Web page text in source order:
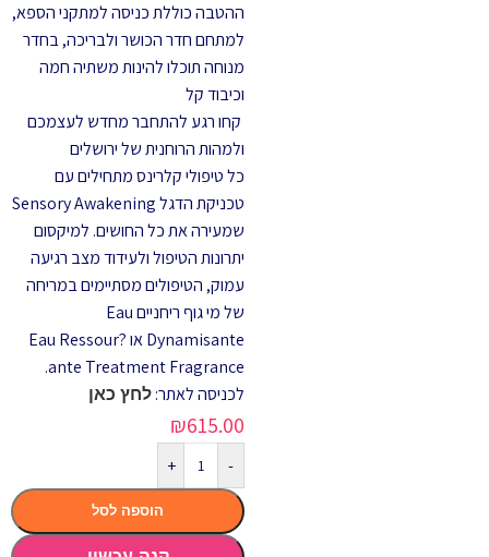
ההטבה כוללת כניסה למתקני הספא,
למתחם חדר הכושר ולבריכה, בחדר
מנוחה תוכלו להינות משתיה חמה
וכיבוד קל
קחו רגע להתחבר מחדש לעצמכם
ולמהות הרוחנית של ירושלים
כל טיפולי קלרינס מתחילים עם
טכניקת הדגל Sensory Awakening
שמעירה את כל החושים. למיקסום
יתרונות הטיפול ולעידוד מצב רגיעה
עמוק, הטיפולים מסתיימים במריחה
של מי גוף ריחניים Eau
Dynamisante או Eau Ressour?
ante Treatment Fragrance.
לכניסה לאתר: לחץ כאן
₪615.00
-
+
הוספה לסל